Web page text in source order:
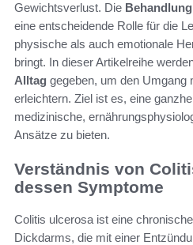
Gewichtsverlust. Die
eine entscheidende Rolle für die
physische als auch emotionale
bringt. In dieser Artikelreihe
Alltag gegeben, um den Umgang
erleichtern. Ziel ist es, eine
medizinische,
Ansätze zu bieten.
Verständnis von
dessen Symptome
Colitis ulcerosa ist eine
Dickdarms, die mit einer